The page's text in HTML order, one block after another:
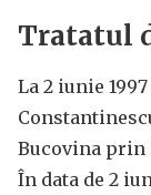
Tratatul
La 2 iunie
Bucovina prin
În data de 2